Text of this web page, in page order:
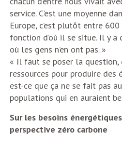
service. C’est une moyenne
Europe, c’est plutôt entre
fonction d’où il se situe. Il y a
où les gens n’en ont pas. »
« Il faut se poser la question,
ressources pour produire des
est-ce que ça ne se fait pas
populations qui en auraient
Sur les besoins
perspective zéro carbone